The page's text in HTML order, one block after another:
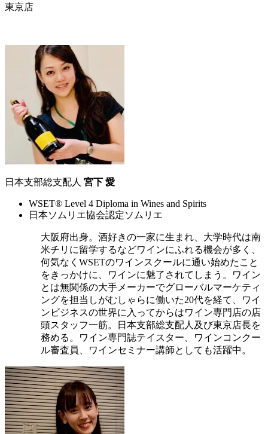
東京店
日本支部総支配人 宮下 愛
WSET® Level 4 Diploma in Wines and Spirits
日本ソムリエ協会認定ソムリエ
大阪府出身。酒好きの一家に生まれ、大学時代は南
米チリに留学するなどワインにふれる機会が多く、
何気なくWSETのワインスクールに通い始めたこと
をきっかけに、ワインに魅了されてしまう。ワイン
とは無関係の大手メーカーでグローバルマーケティ
ングを担当しがむしゃらに働いた20代を経て、ワイ
ンビジネスの世界に入ってからはワイン専門店の店
頭スタッフ一筋。日本支部総支配人及び東京店長を
務める。ワイン専門誌テイスター、ワインコンクー
ル審査員、ワインセミナー講師としても活躍中。